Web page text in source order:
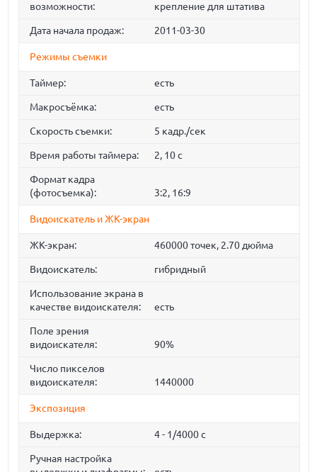
возможности:
крепление для штатива
Дата начала продаж: 2011-03-30
Режимы съемки
Таймер: есть
Макросъёмка: есть
Скорость съемки: 5 кадр./сек
Время работы таймера: 2, 10 c
Формат кадра
(фотосъемка):
3:2, 16:9
Видоискатель и ЖК-экран
ЖК-экран: 460000 точек, 2.70 дюйма
Видоискатель: гибридный
Использование экрана в
качестве видоискателя:
есть
Поле зрения
видоискателя:
90%
Число пикселов
видоискателя:
1440000
Экспозиция
Выдержка: 4 - 1/4000 с
Ручная настройка